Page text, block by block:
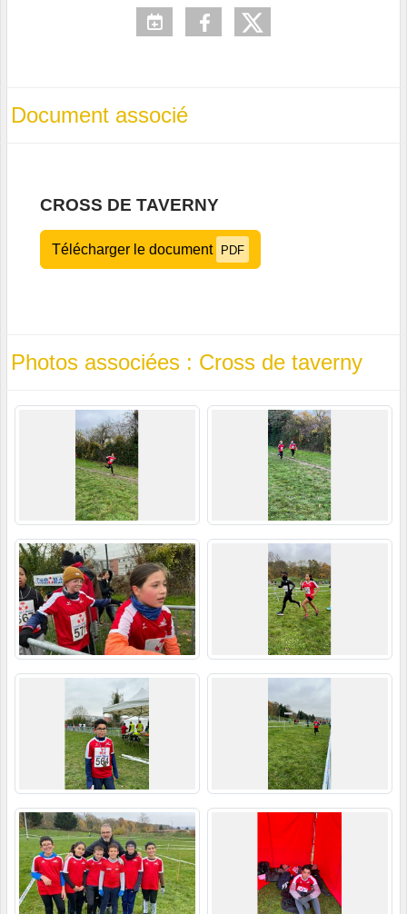
Document associé
CROSS DE TAVERNY
Télécharger le document PDF
Photos associées : Cross de taverny